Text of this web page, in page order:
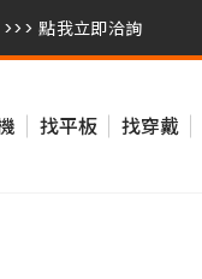
點我立即洽詢
點我立即洽詢
找平板 找穿戴